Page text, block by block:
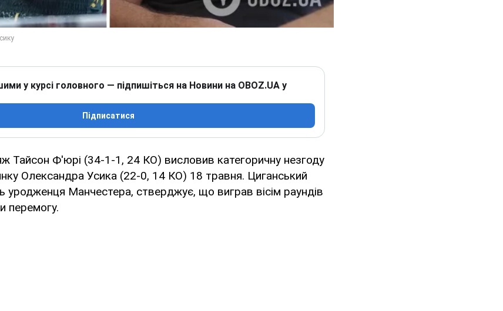
у курсі головного — підпишіться на Новини на OBOZ.UA у
Підписатися
Тайсон Ф'юрі (34-1-1, 24 КО) висловив категоричну незгоду
Олександра Усика (22-0, 14 КО) 18 травня. Циганський
уродженця Манчестера, стверджує, що виграв вісім раундів
перемогу.